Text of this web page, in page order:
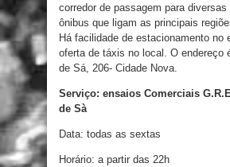
corredor de passagem para diversas
ônibus que ligam as principais
Há facilidade de estacionamento no
oferta de táxis no local. O endereço
de Sá, 206- Cidade Nova.
Serviço: ensaios Comerciais
de Sà
Data: todas as sextas
Horário: a partir das 22h